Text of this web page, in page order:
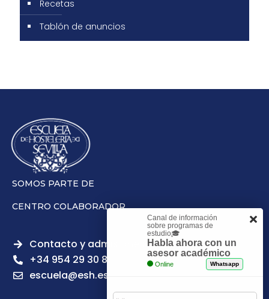
Recetas
Tablón de anuncios
SOMOS PARTE DE
CENTRO COLABORADOR
Contacto y admisiones
+34 954 29 30 81
escuela@esh.es
Canal de información
sobre programas de
estudio🎓
Habla ahora con un
asesor académico
Online Whatsapp